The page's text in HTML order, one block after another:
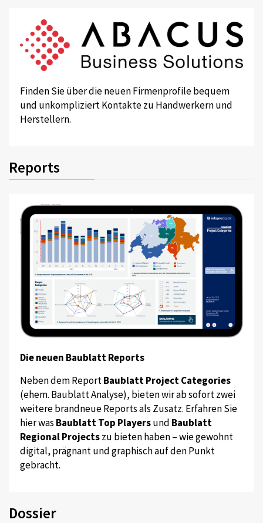
Finden Sie über die neuen Firmenprofile bequem
und unkompliziert Kontakte zu Handwerkern und
Herstellern.
Reports
Die neuen Baublatt Reports
Neben dem ReportBaublatt Project Categories
(ehem. Baublatt Analyse), bieten wir ab sofort zwei
weitere brandneue Reports als Zusatz. Erfahren Sie
hier was Baublatt Top Playersund Baublatt
Regional Projectszu bieten haben – wie gewohnt
digital, prägnant und graphisch auf den Punkt
gebracht.
Dossier